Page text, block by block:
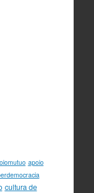
apoio
cultura de